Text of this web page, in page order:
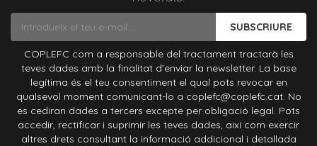
SUBSCRIURE
COPLEFC com a responsable del tractament tractarà les
teves dades amb la finalitat d’enviar la newsletter. La base
legítima és el teu consentiment el qual pots revocar en
qualsevol moment comunicant-lo a coplefc@coplefc.cat. No
es cediran dades a tercers excepte per obligació legal. Pots
accedir, rectificar i suprimir les teves dades, així com exercir
altres drets consultant la informació addicional i detallada